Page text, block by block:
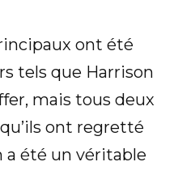
ont été
tels que Harrison
mais tous deux
ont regretté
a été un véritable